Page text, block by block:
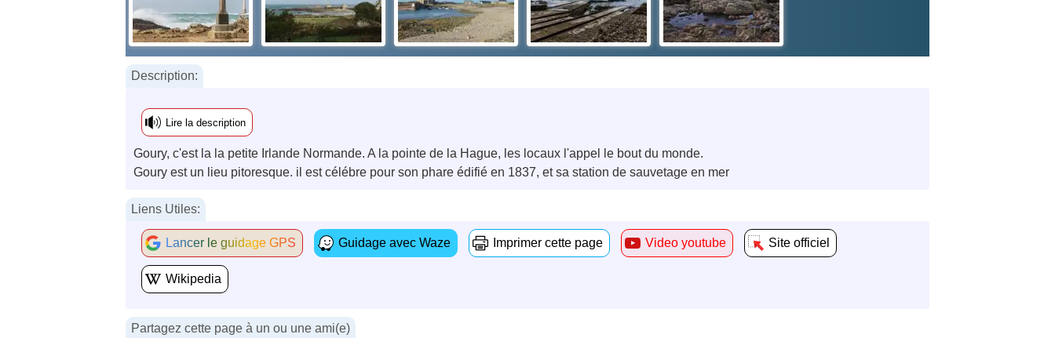
Description:
Lire la description
Goury, c'est la la petite Irlande Normande. A la pointe de la Hague, les locaux l'appel le bout du monde.
Goury est un lieu pitoresque. il est célébre pour son phare édifié en 1837, et sa station de sauvetage en mer
Liens Utiles:
Lancer le guidage GPS Guidage avec Waze Imprimer cette page Video youtube Site officiel
Wikipedia
Partagez cette page à un ou une ami(e)